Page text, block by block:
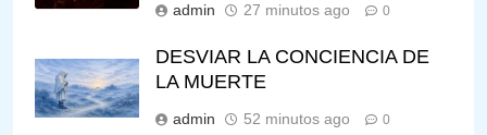
admin 27 minutos ago 0
DESVIAR LA CONCIENCIA DE
LA MUERTE
admin 52 minutos ago 0